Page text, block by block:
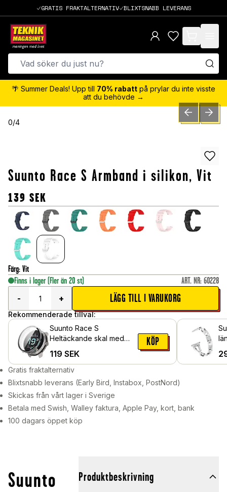
GRATIS FRAKTALTERNATIV BLIXTSNABB LEVERANS
items in cart,
🌴 Summer Deals! Upp till 70% rabatt på prylar du inte visste
att du behövde →
0/4 PREVIOUSNEXT
Suunto Race S Armband i silikon, Vit
139 SEK
Färg: Vit
Finns i lager (Fler än 20 st) ART. NR: 60228
-
+ LÄGG TILL I VARUKORG
Rekommenderade tillval:
Suunto Race S
Heltäckande skal med
Genomskinlig
119 SEK
KÖP
Gratis fraktalternativ
Blixtsnabb leverans (Early Bird, Instabox, PostNord)
Skickas från vårt lager i Sverige
Betala med Swish, Walley faktura, Apple Pay, kort, bank
100 dagars öppet köp
Suunto
Produktbeskrivning